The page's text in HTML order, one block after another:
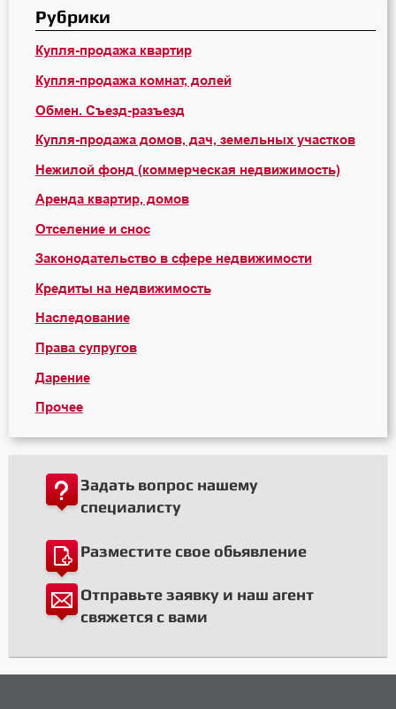
Рубрики
Купля-продажа квартир
Купля-продажа комнат, долей
Обмен. Съезд-разъезд
Купля-продажа домов, дач, земельных участков
Нежилой фонд (коммерческая недвижимость)
Аренда квартир, домов
Отселение и снос
Законодательство в сфере недвижимости
Кредиты на недвижимость
Наследование
Права супругов
Дарение
Прочее
Задать вопрос нашему
специалисту
Разместите свое обьявление
Отправьте заявку и наш агент
свяжется с вами